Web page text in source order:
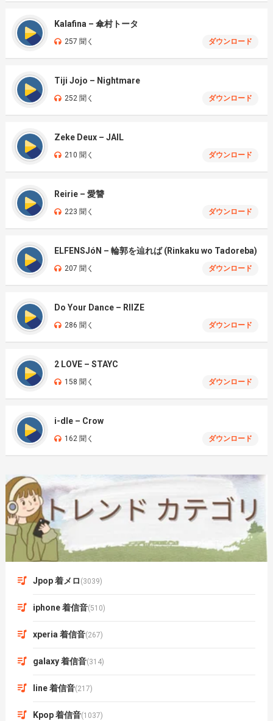
Kalafina – 傘村トータ
257 聞く ダウンロード
Tiji Jojo – Nightmare
252 聞く ダウンロード
Zeke Deux – JAIL
210 聞く ダウンロード
Reirie – 愛讐
223 聞く ダウンロード
ELFENSJóN – 輪郭を辿れば (Rinkaku wo Tadoreba)
207 聞く ダウンロード
Do Your Dance – RIIZE
286 聞く ダウンロード
2 LOVE – STAYC
158 聞く ダウンロード
i-dle – Crow
162 聞く ダウンロード
Jpop 着メロ (3039)
iphone 着信音(510)
xperia 着信音(267)
galaxy 着信音(314)
line 着信音(217)
Kpop 着信音(1037)